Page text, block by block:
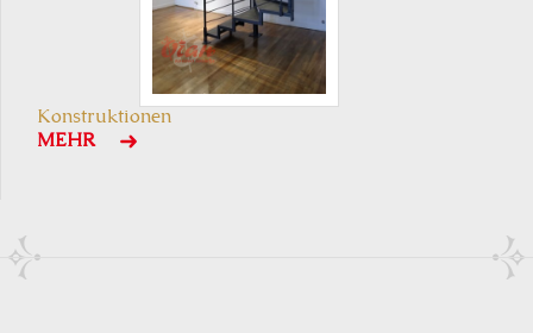
Konstruktionen
MEHR